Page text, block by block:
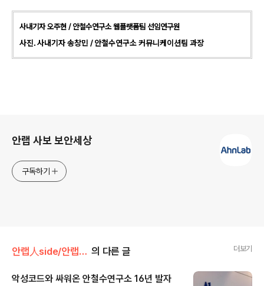
사내기자 오주현 / 안철수연구소 웹플랫폼팀 선임연구원
사진. 사내기자 송창민 / 안철수연구소 커뮤니케이션팀 과장
안랩 사보 보안세상
구독하기
안랩人side/안랩컬처 의 다른 글 더보기
악성코드와 싸워온 안철수연구소 16년 발자